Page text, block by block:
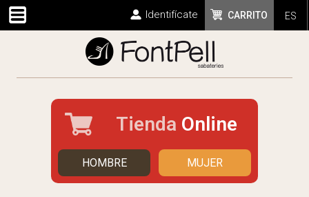
ES
CARRITO
Identifícate
Tienda Online
HOMBRE MUJER